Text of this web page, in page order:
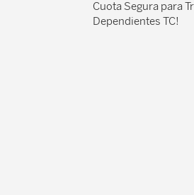
Cuota Segura para
Dependientes TC!